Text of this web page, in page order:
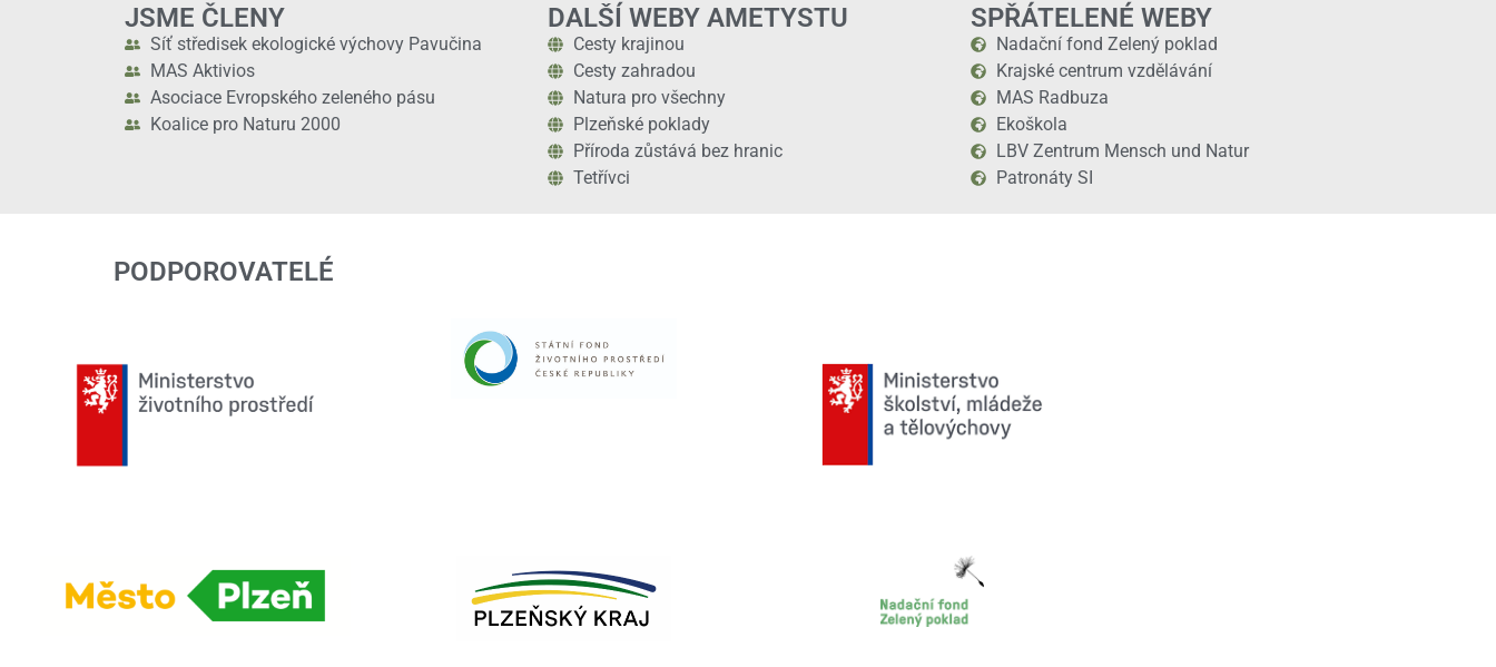
JSME ČLENY
Síť středisek ekologické výchovy Pavučina
MAS Aktivios
Asociace Evropského zeleného pásu
Koalice pro Naturu 2000
DALŠÍ WEBY AMETYSTU
Cesty krajinou
Cesty zahradou
Natura pro všechny
Plzeňské poklady
Příroda zůstává bez hranic
Tetřívci
SPŘÁTELENÉ WEBY
Nadační fond Zelený poklad
Krajské centrum vzdělávání
MAS Radbuza
Ekoškola
LBV Zentrum Mensch und Natur
Patronáty SI
PODPOROVATELÉ